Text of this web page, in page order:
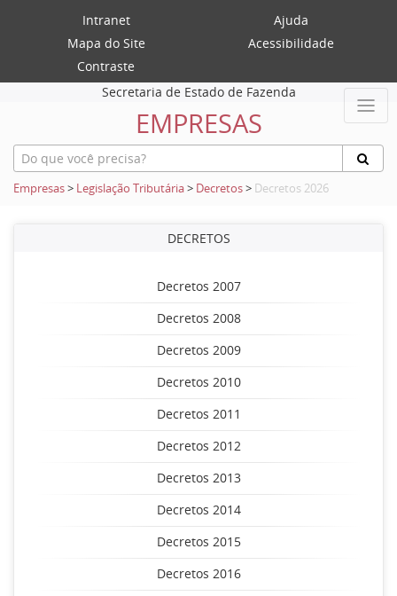
Intranet
Ajuda
Mapa do Site
Acessibilidade
Contraste
Secretaria de Estado de Fazenda
EMPRESAS
Empresas> Legislação Tributária> Decretos> Decretos 2026
DECRETOS
Decretos 2007
Decretos 2008
Decretos 2009
Decretos 2010
Decretos 2011
Decretos 2012
Decretos 2013
Decretos 2014
Decretos 2015
Decretos 2016